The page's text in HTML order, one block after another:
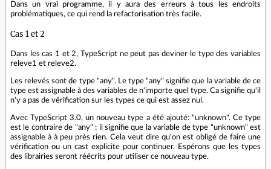
Dans un vrai programme, il y aura des erreurs à tous les endroits
problématiques, ce qui rend la refactorisation très facile.
Cas 1 et 2
Dans les cas 1 et 2, TypeScript ne peut pas deviner le type des variables
releve1 et releve2.
Les relevés sont de type "any". Le type "any" signifie que la variable de ce
type est assignable à des variables de n'importe quel type. Ca signifie qu'il
n'y a pas de vérification sur les types ce qui est assez nul.
Avec TypeScript 3.0, un nouveau type a été ajouté: "unknown". Ce type
est le contraire de "any" : il signifie que la variable de type "unknown" est
assignable à à peu près rien. Cela veut dire qu'on est obligé de faire une
vérification ou un cast explicite pour continuer. Espérons que les types
des librairies seront réécrits pour utiliser ce nouveau type.